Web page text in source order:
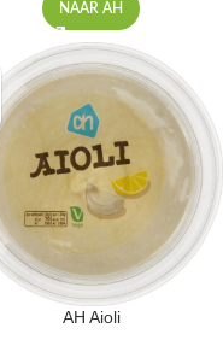
NAAR AH
AH Aioli